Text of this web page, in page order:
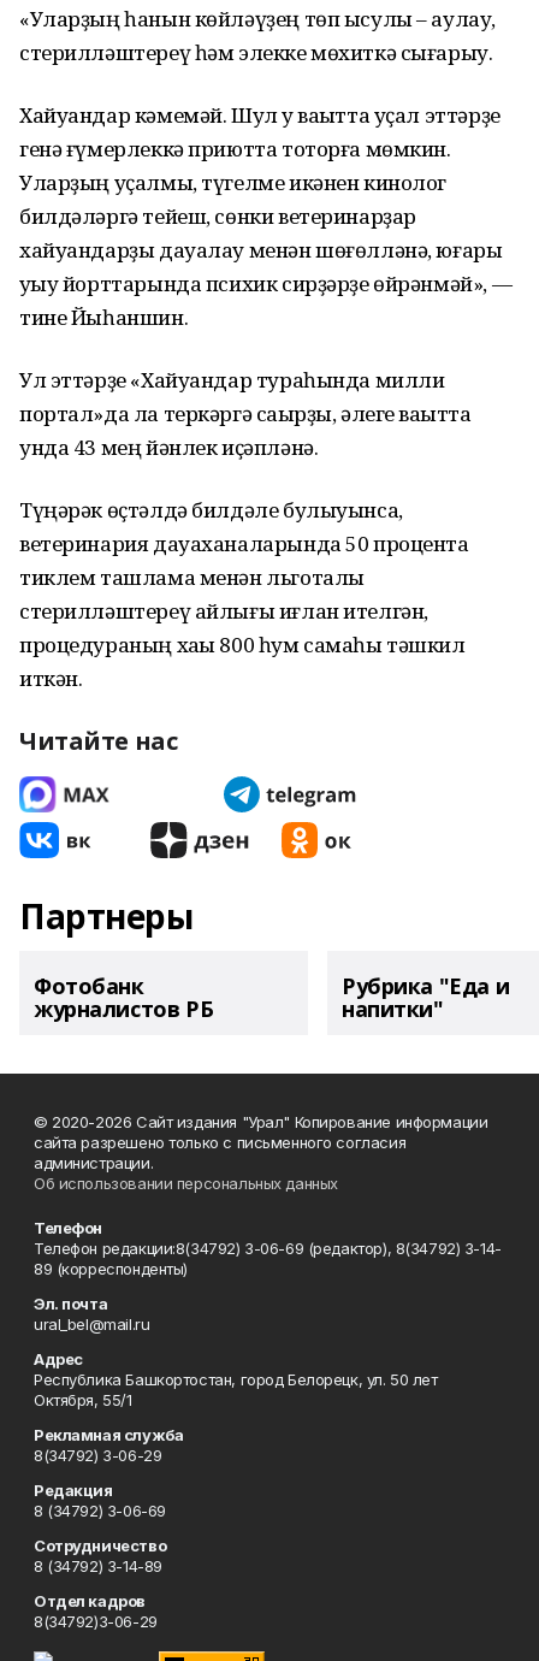
«Уларҙың һанын көйләүҙең төп ысулы – аулау,
стерилләштереү һәм элекке мөхиткә сығарыу.
Хайуандар кәмемәй. Шул уҡ ваҡытта уҫал эттәрҙе
генә ғүмерлеккә приютта тоторға мөмкин.
Уларҙың уҫалмы, түгелме икәнен кинолог
билдәләргә тейеш, сөнки ветеринарҙар
хайуандарҙы дауалау менән шөғөлләнә, юғары
уҡыу йорттарында психик сирҙәрҙе өйрәнмәй», —
тине Йыһаншин.
Ул эттәрҙе «Хайуандар тураһында милли
портал»да ла теркәргә саҡырҙы, әлеге ваҡытта
унда 43 мең йәнлек иҫәпләнә.
Түңәрәк өҫтәлдә билдәле булыуынса,
ветеринария дауаханаларында 50 процентҡа
тиклем ташлама менән льготалы
стерилләштереү айлығы иғлан ителгән,
процедураның хаҡы 800 һум самаһы тәшкил
иткән.
Читайте нас
Партнеры
Фотобанк
журналистов РБ
Рубрика "Еда и
напитки"
© 2020-2026 Сайт издания "Урал" Копирование информации
сайта разрешено только с письменного согласия
администрации.
Об использовании персональных данных
Телефон
Телефон редакции:8(34792) 3-06-69 (редактор), 8(34792) 3-14-
89 (корреспонденты)
Эл. почта
ural_bel@mail.ru
Адрес
Республика Башкортостан, город Белорецк, ул. 50 лет
Октября, 55/1
Рекламная служба
8(34792) 3-06-29
Редакция
8 (34792) 3-06-69
Сотрудничество
8 (34792) 3-14-89
Отдел кадров
8(34792)3-06-29